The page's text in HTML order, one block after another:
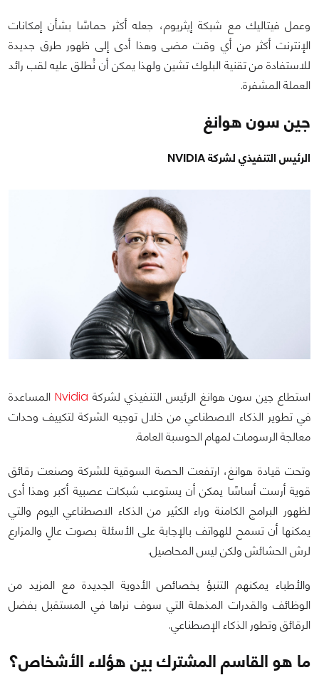
وعمل فيتاليك مع شبكة إيثريوم، جعله أكثر حماسًا بشأن إمكانات
الإنترنت أكثر من أي وقت مضى وهذا أدى إلى ظهور طرق جديدة
للاستفادة من تقنية البلوك تشين ولهذا يمكن أن نُطلق عليه لقب رائد
العملة المشفرة.
جين سون هوانغ
الرئيس التنفيذي لشركة NVIDIA
استطاع جين سون هوانغ الرئيس التنفيذي لشركة Nvidia المساعدة
في تطوير الذكاء الاصطناعي من خلال توجيه الشركة لتكييف وحدات
معالجة الرسومات لمهام الحوسبة العامة.
وتحت قيادة هوانغ، ارتفعت الحصة السوقية للشركة وصنعت رقائق
قوية أرست أساسًا يمكن أن يستوعب شبكات عصبية أكبر وهذا أدى
لظهور البرامج الكامنة وراء الكثير من الذكاء الاصطناعي اليوم والتي
يمكنها أن تسمح للهواتف بالإجابة على الأسئلة بصوت عالٍ والمزارع
لرش الحشائش ولكن ليس المحاصيل.
والأطباء يمكنهم التنبؤ بخصائص الأدوية الجديدة مع المزيد من
الوظائف والقدرات المذهلة التي سوف نراها في المستقبل بفضل
الرقائق وتطور الذكاء الإصطناعي.
ما هو القاسم المشترك بين هؤلاء الأشخاص؟